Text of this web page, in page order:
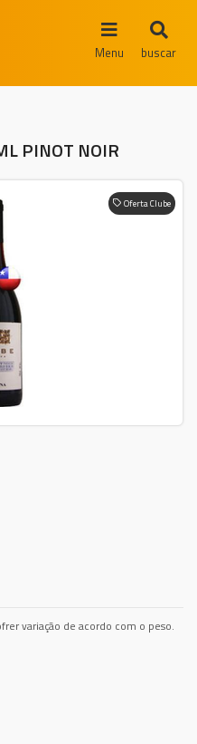
Menu buscar
PINOT NOIR
Oferta Clube
variação de acordo com o peso.